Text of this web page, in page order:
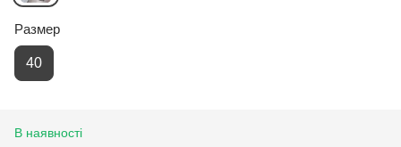
Размер
40
В наявності